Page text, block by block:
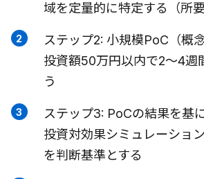
域を定量的に特定する（所要
ステップ2: 小規模PoC（概
投資額50万円以内で2〜4週
う
ステップ3: PoCの結果を基
投資対効果シミュレーショ
を判断基準とする